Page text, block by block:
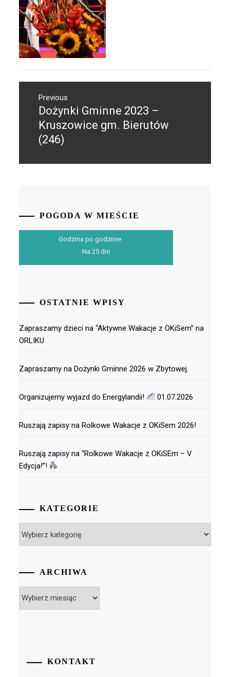
wpisuPrevious
Previous
post:
Dożynki Gminne 2023 –
Kruszowice gm. Bierutów
(246)
POGODA W MIEŚCIE
Godzina po godzinie
Na 25 dni
OSTATNIE WPISY
Zapraszamy dzieci na “Aktywne Wakacje z OKiSem” na
ORLIKU
Zapraszamy na Dożynki Gminne 2026 w Zbytowej.
Organizujemy wyjazd do Energylandii! 01.07.2026
Ruszają zapisy na Rolkowe Wakacje z OKiSem 2026!
Ruszają zapisy na “Rolkowe Wakacje z OKiSEm – V
Edycja!”!
KATEGORIE
ARCHIWA
KONTAKT